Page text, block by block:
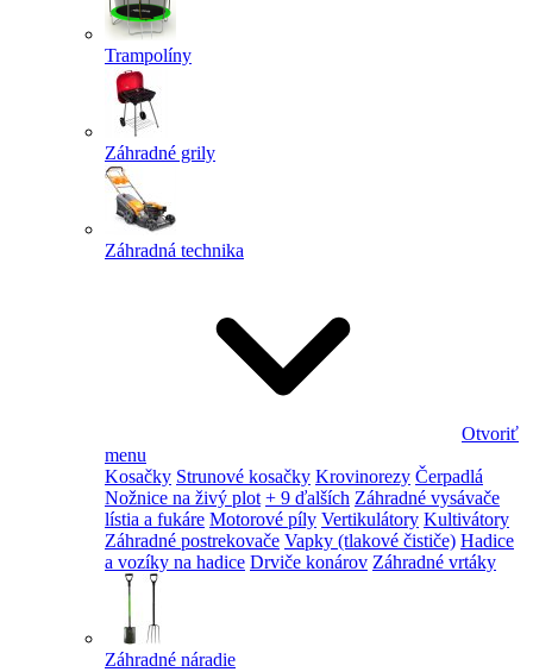
Trampolíny
Záhradné grily
Záhradná technika
Otvoriť
menu
Kosačky Strunové kosačky Krovinorezy Čerpadlá
Nožnice na živý plot + 9 ďalších Záhradné vysávače
lístia a fukáre Motorové píly Vertikulátory Kultivátory
Záhradné postrekovače Vapky (tlakové čističe) Hadice
a vozíky na hadice Drviče konárov Záhradné vrtáky
Záhradné náradie